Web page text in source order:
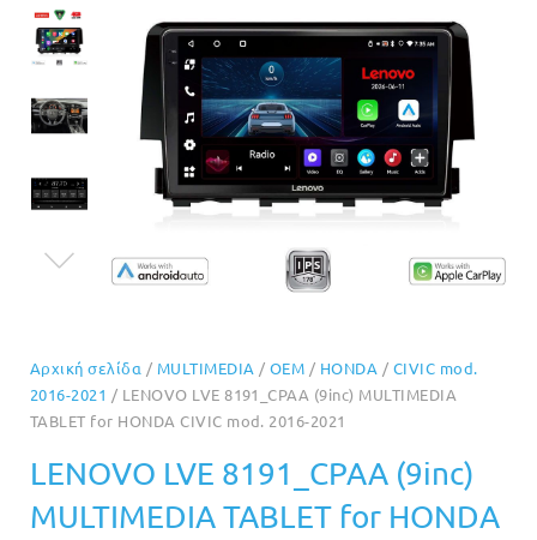
Αρχική σελίδα / MULTIMEDIA / OEM / HONDA / CIVIC mod.
2016-2021 / LENOVO LVE 8191_CPAA (9inc) MULTIMEDIA
TABLET for HONDA CIVIC mod. 2016-2021
LENOVO LVE 8191_CPAA (9inc)
MULTIMEDIA TABLET for HONDA